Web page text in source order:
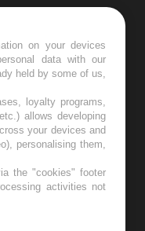
on your devices
data with our
held by some of us,
loyalty programs,
allows developing
your devices and
personalising them,
the "cookies" footer
activities not